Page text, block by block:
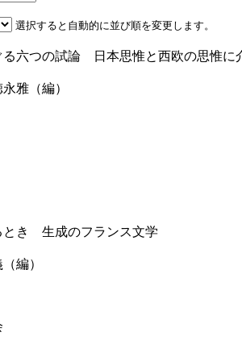
選択すると自動的に並び順を変更します。
る六つの試論 日本思惟と西欧の思惟に
雅（編）
とき 生成のフランス文学
編）